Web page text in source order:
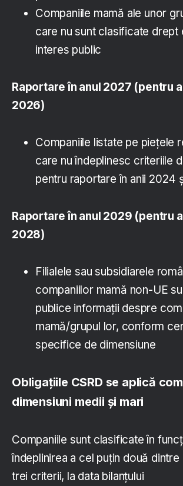
Companiile mamă ale unor
care nu sunt clasificate drept
interes public
Raportare în anul 2027 (pentru
2026)
Companiile listate pe piețele
care nu îndeplinesc criteriile
pentru raportare în anii 2024
Raportare în anul 2029 (pentru
2028)
Filialele sau subsidiarele
companiilor mamă non-UE
publice informații despre
mamă/grupul lor, conform
specifice de dimensiune
Obligațiile CSRD se aplică
dimensiuni medii și mari
Companiile sunt clasificate în
îndeplinirea a cel puțin două
trei criterii, la data bilanțului